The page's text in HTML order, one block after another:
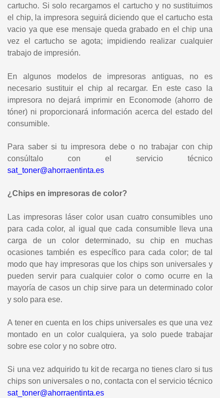
cartucho. Si solo recargamos el cartucho y no sustituimos
el chip, la impresora seguirá diciendo que el cartucho esta
vacio ya que ese mensaje queda grabado en el chip una
vez el cartucho se agota; impidiendo realizar cualquier
trabajo de impresión.
En algunos modelos de impresoras antiguas, no es
necesario sustituir el chip al recargar. En este caso la
impresora no dejará imprimir en Economode (ahorro de
tóner) ni proporcionará información acerca del estado del
consumible.
Para saber si tu impresora debe o no trabajar con chip
consúltalo con el servicio técnico
sat_toner@ahorraentinta.es
¿Chips en impresoras de color?
Las impresoras láser color usan cuatro consumibles uno
para cada color, al igual que cada consumible lleva una
carga de un color determinado, su chip en muchas
ocasiones también es específico para cada color; de tal
modo que hay impresoras que los chips son universales y
pueden servir para cualquier color o como ocurre en la
mayoría de casos un chip sirve para un determinado color
y solo para ese.
A tener en cuenta en los chips universales es que una vez
montado en un color cualquiera, ya solo puede trabajar
sobre ese color y no sobre otro.
Si una vez adquirido tu kit de recarga no tienes claro si tus
chips son universales o no, contacta con el servicio técnico
sat_toner@ahorraentinta.es